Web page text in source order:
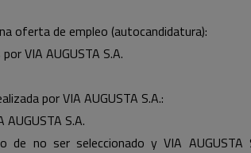
oferta de empleo (autocandidatura):
VIA AUGUSTA S.A.
por VIA AUGUSTA S.A.:
S.A.
no ser seleccionado y VIA AUGUSTA